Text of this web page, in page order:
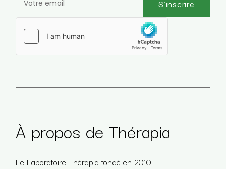
S'inscrire
À propos de Thérapia
Le Laboratoire Thérapia fondé en 2010